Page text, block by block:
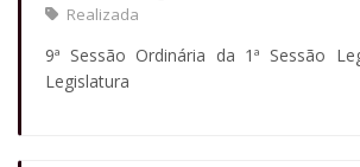
Realizada
9ª Sessão Ordinária da 1ª Sessão
Legislatura